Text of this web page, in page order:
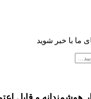
ما با خبر شوید